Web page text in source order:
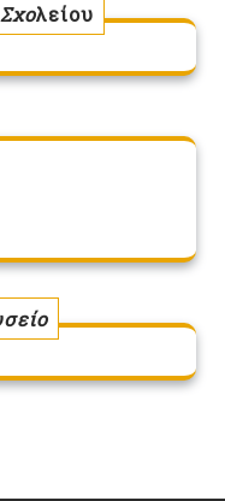
λείου